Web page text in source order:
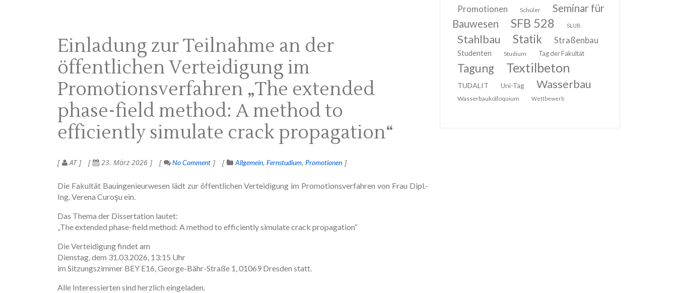
Einladung zur Teilnahme an der
öffentlichen Verteidigung im
Promotionsverfahren „The extended
phase-field method: A method to
efficiently simulate crack propagation“
AT 23. März 2026 No Comment Allgemein Fernstudium Promotionen
Die Fakultät Bauingenieurwesen lädt zur öffentlichen Verteidigung im Promotionsverfahren von Frau Dipl.-
Ing. Verena Curoşu ein.
Das Thema der Dissertation lautet:
„The extended phase-field method: A method to efficiently simulate crack propagation“
Die Verteidigung findet am
Dienstag, dem 31.03.2026, 13:15 Uhr
im Sitzungszimmer BEY E16, George-Bähr-Straße 1, 01069 Dresden statt.
Alle Interessierten sind herzlich eingeladen.
Promotionen Schüler
Seminar für
Bauwesen
SFB 528 SLUB
Stahlbau Statik Straßenbau
Studenten Studium Tag der Fakultät
Tagung Textilbeton
TUDALIT Uni-Tag Wasserbau
Wasserbaukolloquium Wettbewerb